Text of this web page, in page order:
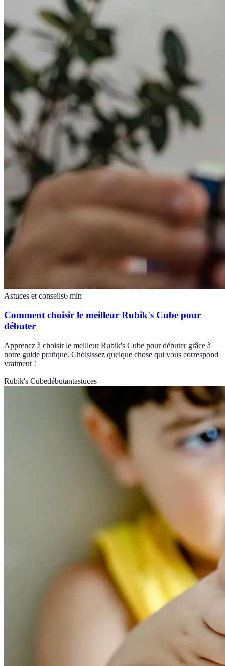
Astuces et conseils6 min
Comment choisir le meilleur Rubik's Cube pour
débuter
Apprenez à choisir le meilleur Rubik's Cube pour débuter grâce à
notre guide pratique. Choisissez quelque chose qui vous correspond
vraiment !
Rubik's Cubedébutantastuces